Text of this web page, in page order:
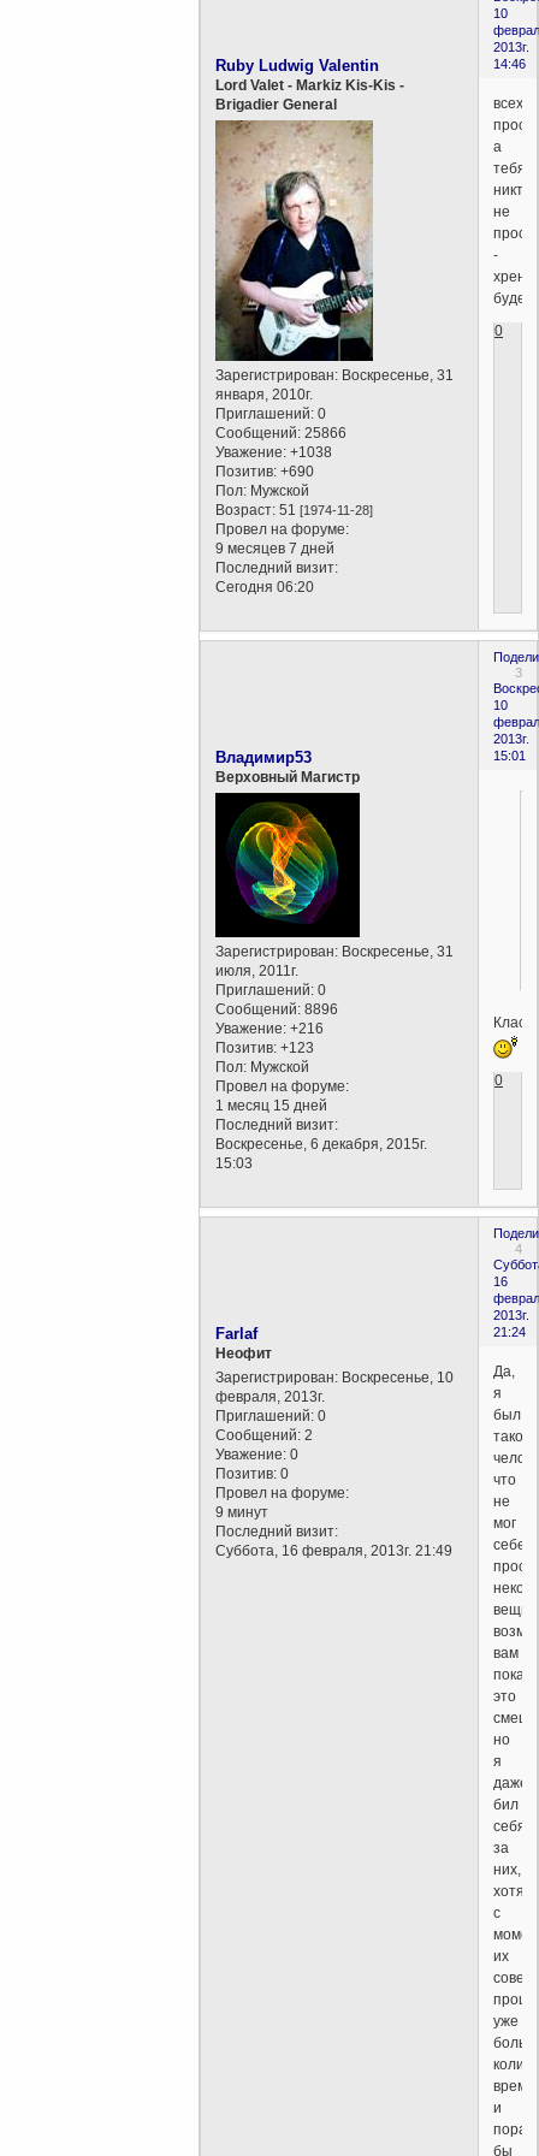
10
2013г.
14:46
Ruby Ludwig Valentin
Lord Valet - Markiz Kis-Kis -
Brigadier General
Зарегистрирован: Воскресенье, 31
января, 2010г.
Приглашений: 0
Сообщений: 25866
Уважение: +1038
Позитив: +690
Пол: Мужской
Возраст: 51[1974-11-28]
Провел на форуме:
9 месяцев 7 дней
Последний визит:
Сегодня 06:20
всех
а
тебя
никто
не
-
будет.
0
3
10
2013г.
15:01
Владимир53
Верховный Магистр
Зарегистрирован: Воскресенье, 31
июля, 2011г.
Приглашений: 0
Сообщений: 8896
Уважение: +216
Позитив: +123
Пол: Мужской
Провел на форуме:
1 месяц 15 дней
Последний визит:
Воскресенье, 6 декабря, 2015г.
15:03
0
4
16
2013г.
21:24
Farlaf
Неофит
Зарегистрирован: Воскресенье, 10
февраля, 2013г.
Приглашений: 0
Сообщений: 2
Уважение: 0
Позитив: 0
Провел на форуме:
9 минут
Последний визит:
Суббота, 16 февраля, 2013г. 21:49
Да,
я
был
такой
что
не
мог
себе
вещи,
вам
это
но
я
даже
бил
себя
за
них,
хотя
с
их
уже
и
пора
бы